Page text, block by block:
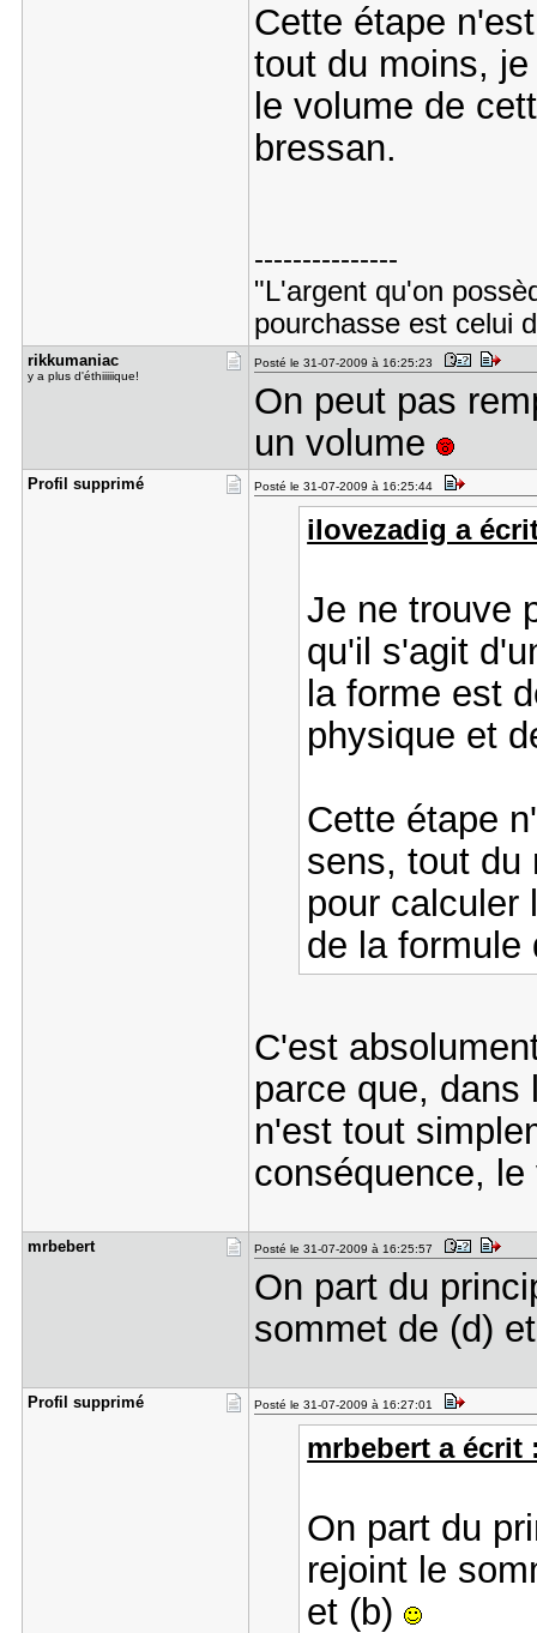
Cette étape
tout du moins,
le volume de
bressan.
---------------
"L'argent qu'on
pourchasse est celui
rikkumania​c
y a plus d'éthiiiiique!
Posté le 31-07-2009 à 16:25:23
On peut pas
un volume
Profil sup​primé Posté le 31-07-2009 à 16:25:44
ilovezadig a
Je ne trouve
qu'il s'agit
la forme est
physique et
Cette étape
sens, tout du
pour calculer
de la formule
C'est
parce que, dans
n'est tout
conséquence,
mrbebert Posté le 31-07-2009 à 16:25:57
On part du
sommet de (d)
Profil sup​primé Posté le 31-07-2009 à 16:27:01
mrbebert a écrit
On part du
rejoint le
et (b)